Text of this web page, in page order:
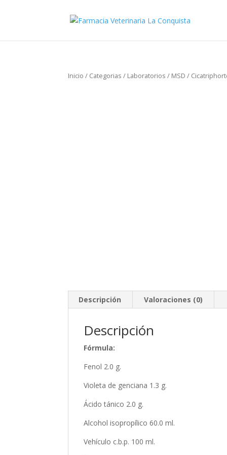
Inicio / Categorias / Laboratorios / MSD /
Descripción Valoraciones (0)
Descripción
Fórmula:
Fenol 2.0 g.
Violeta de genciana 1.3 g.
Ácido tánico 2.0 g.
Alcohol isopropílico 60.0 ml.
Vehículo c.b.p. 100 ml.